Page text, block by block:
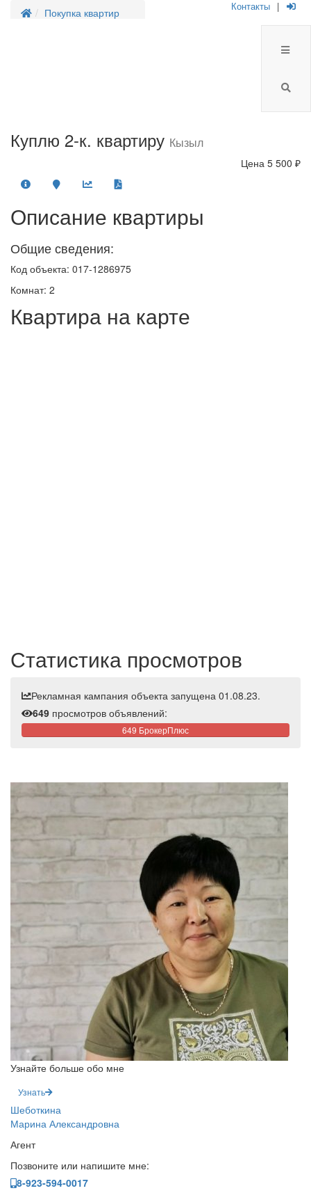
Покупка квартир Контакты |
Куплю 2-к. квартиру Кызыл
Цена 5 500 ₽
Описание квартиры
Общие сведения:
Код объекта: 017-1286975
Комнат: 2
Квартира на карте
Статистика просмотров
Рекламная кампания объекта запущена 01.08.23.
649 просмотров объявлений:
649 БрокерПлюс
Узнайте больше обо мне
Узнать
Шеботкина
Марина Александровна
Агент
Позвоните или напишите мне:
8-923-594-0017